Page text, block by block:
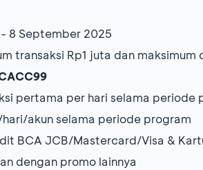
8 September 2025
transaksi Rp1 juta dan maksimum
pertama per hari selama periode
akun selama periode program
BCA JCB/Mastercard/Visa &
dengan promo lainnya